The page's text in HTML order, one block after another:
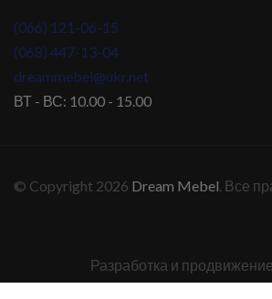
(066) 121-06-15
(068) 447-13-04
dreammebel@ukr.net
ВТ - ВС: 10.00 - 15.00
© Copyright 2026 Dream Mebel . Все
Разработка и продвижение